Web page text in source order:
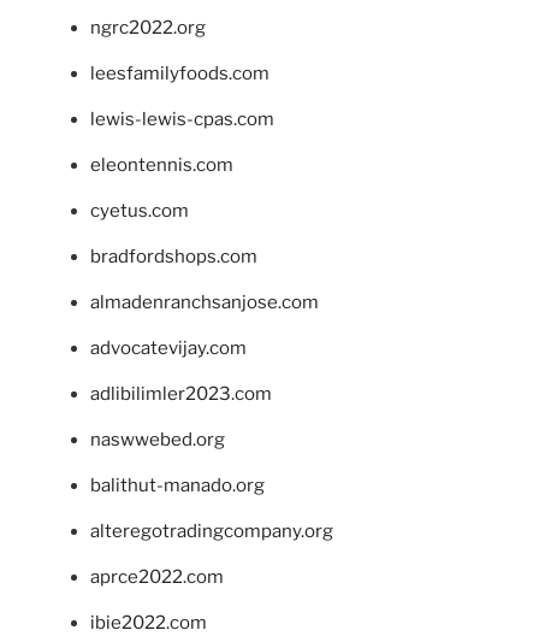
ngrc2022.org
leesfamilyfoods.com
lewis-lewis-cpas.com
eleontennis.com
cyetus.com
bradfordshops.com
almadenranchsanjose.com
advocatevijay.com
adlibilimler2023.com
naswwebed.org
balithut-manado.org
alteregotradingcompany.org
aprce2022.com
ibie2022.com